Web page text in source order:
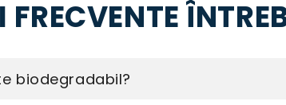
FRECVENTE
biodegradabil?